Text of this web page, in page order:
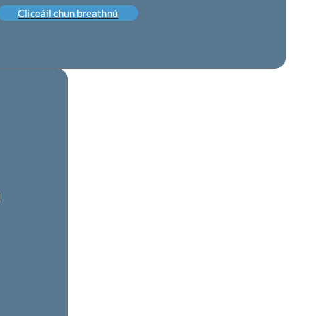
Cliceáil chun breathnú